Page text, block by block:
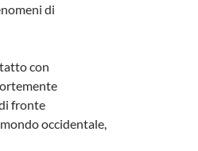
di
con
fronte
occidentale,